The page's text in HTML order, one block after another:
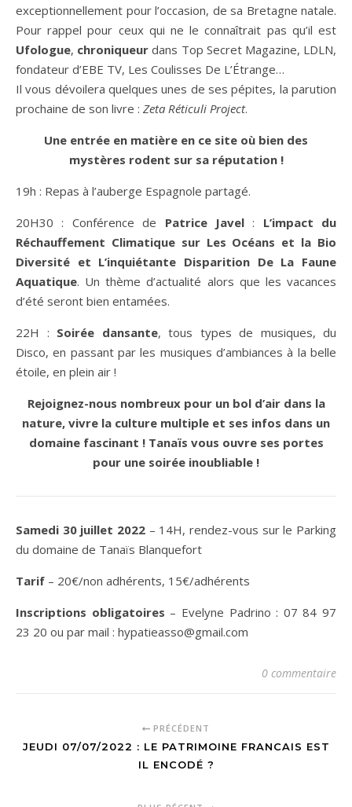
exceptionnellement pour l’occasion, de sa Bretagne natale.
Pour rappel pour ceux qui ne le connaîtrait pas qu’il est
Ufologue, chroniqueurdans Top Secret Magazine, LDLN,
fondateur d’EBE TV, Les Coulisses De L’Étrange…
Il vous dévoilera quelques unes de ses pépites, la parution
prochaine de son livre : Zeta Réticuli Project.
Une entrée en matière en ce site où bien des
mystères rodent sur sa réputation !
19h : Repas à l’auberge Espagnole partagé.
20H30 : Conférence de Patrice Javel: L’impact du
Réchauffement Climatique sur Les Océans et la Bio
Diversité et L’inquiétante Disparition De La Faune
Aquatique. Un thème d’actualité alors que les vacances
d’été seront bien entamées.
22H : Soirée dansante, tous types de musiques, du
Disco, en passant par les musiques d’ambiances à la belle
étoile, en plein air !
Rejoignez-nous nombreux pour un bol d’air dans la
nature, vivre la culture multiple et ses infos dans un
domaine fascinant ! Tanaïs vous ouvre ses portes
pour une soirée inoubliable !
Samedi 30 juillet 2022 – 14H, rendez-vous sur le Parking
du domaine de Tanaïs Blanquefort
Tarif – 20€/non adhérents, 15€/adhérents
Inscriptions obligatoires – Evelyne Padrino : 07 84 97
23 20 ou par mail : hypatieasso@gmail.com
0 commentaire
PRÉCÉDENT
JEUDI 07/07/2022 : LE PATRIMOINE FRANCAIS EST
IL ENCODÉ ?